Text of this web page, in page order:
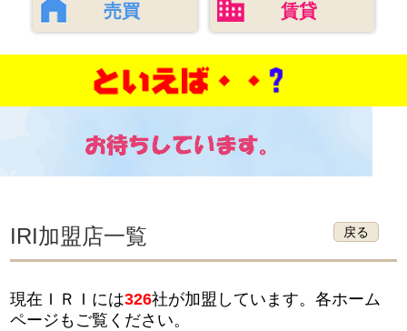
売買 賃貸
IRI加盟店一覧 戻る
現在ＩＲＩには326社が加盟しています。各ホーム
ページもご覧ください。